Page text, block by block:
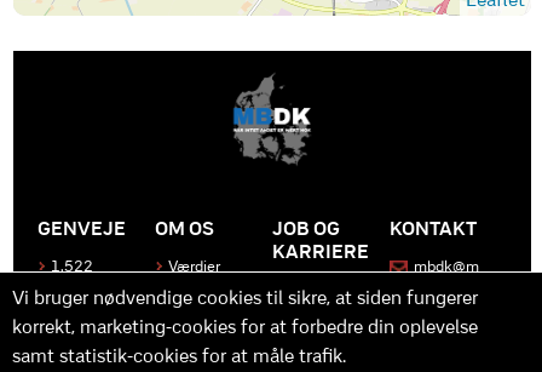
GENVEJE
1.522
Produkter
Kontakt
os
OM OS
Værdier
Historen
bag
MBDK
Hvad gør
JOB OG
KARRIERE
Bliv en del
af MBDK
Vores
team
KONTAKT
mbdk@m
Vi bruger nødvendige cookies til sikre, at siden fungerer
korrekt, marketing-cookies for at forbedre din oplevelse
samt statistik-cookies for at måle trafik.